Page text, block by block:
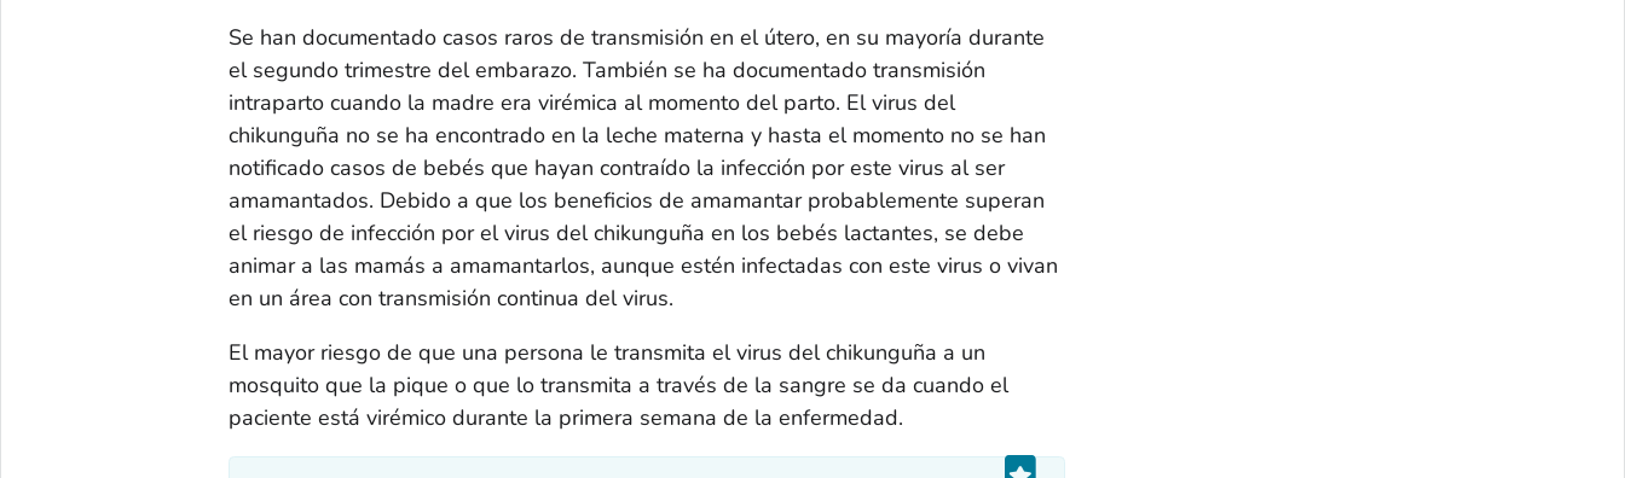
Se han documentado casos raros de transmisión en el útero, en su mayoría durante
el segundo trimestre del embarazo. También se ha documentado transmisión
intraparto cuando la madre era virémica al momento del parto. El virus del
chikunguña no se ha encontrado en la leche materna y hasta el momento no se han
notificado casos de bebés que hayan contraído la infección por este virus al ser
amamantados. Debido a que los beneficios de amamantar probablemente superan
el riesgo de infección por el virus del chikunguña en los bebés lactantes, se debe
animar a las mamás a amamantarlos, aunque estén infectadas con este virus o vivan
en un área con transmisión continua del virus.
El mayor riesgo de que una persona le transmita el virus del chikunguña a un
mosquito que la pique o que lo transmita a través de la sangre se da cuando el
paciente está virémico durante la primera semana de la enfermedad.